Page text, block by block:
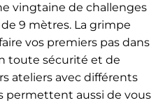
vingtaine de challenges
9 mètres. La grimpe
vos premiers pas dans
toute sécurité et de
ateliers avec différents
permettent aussi de vous